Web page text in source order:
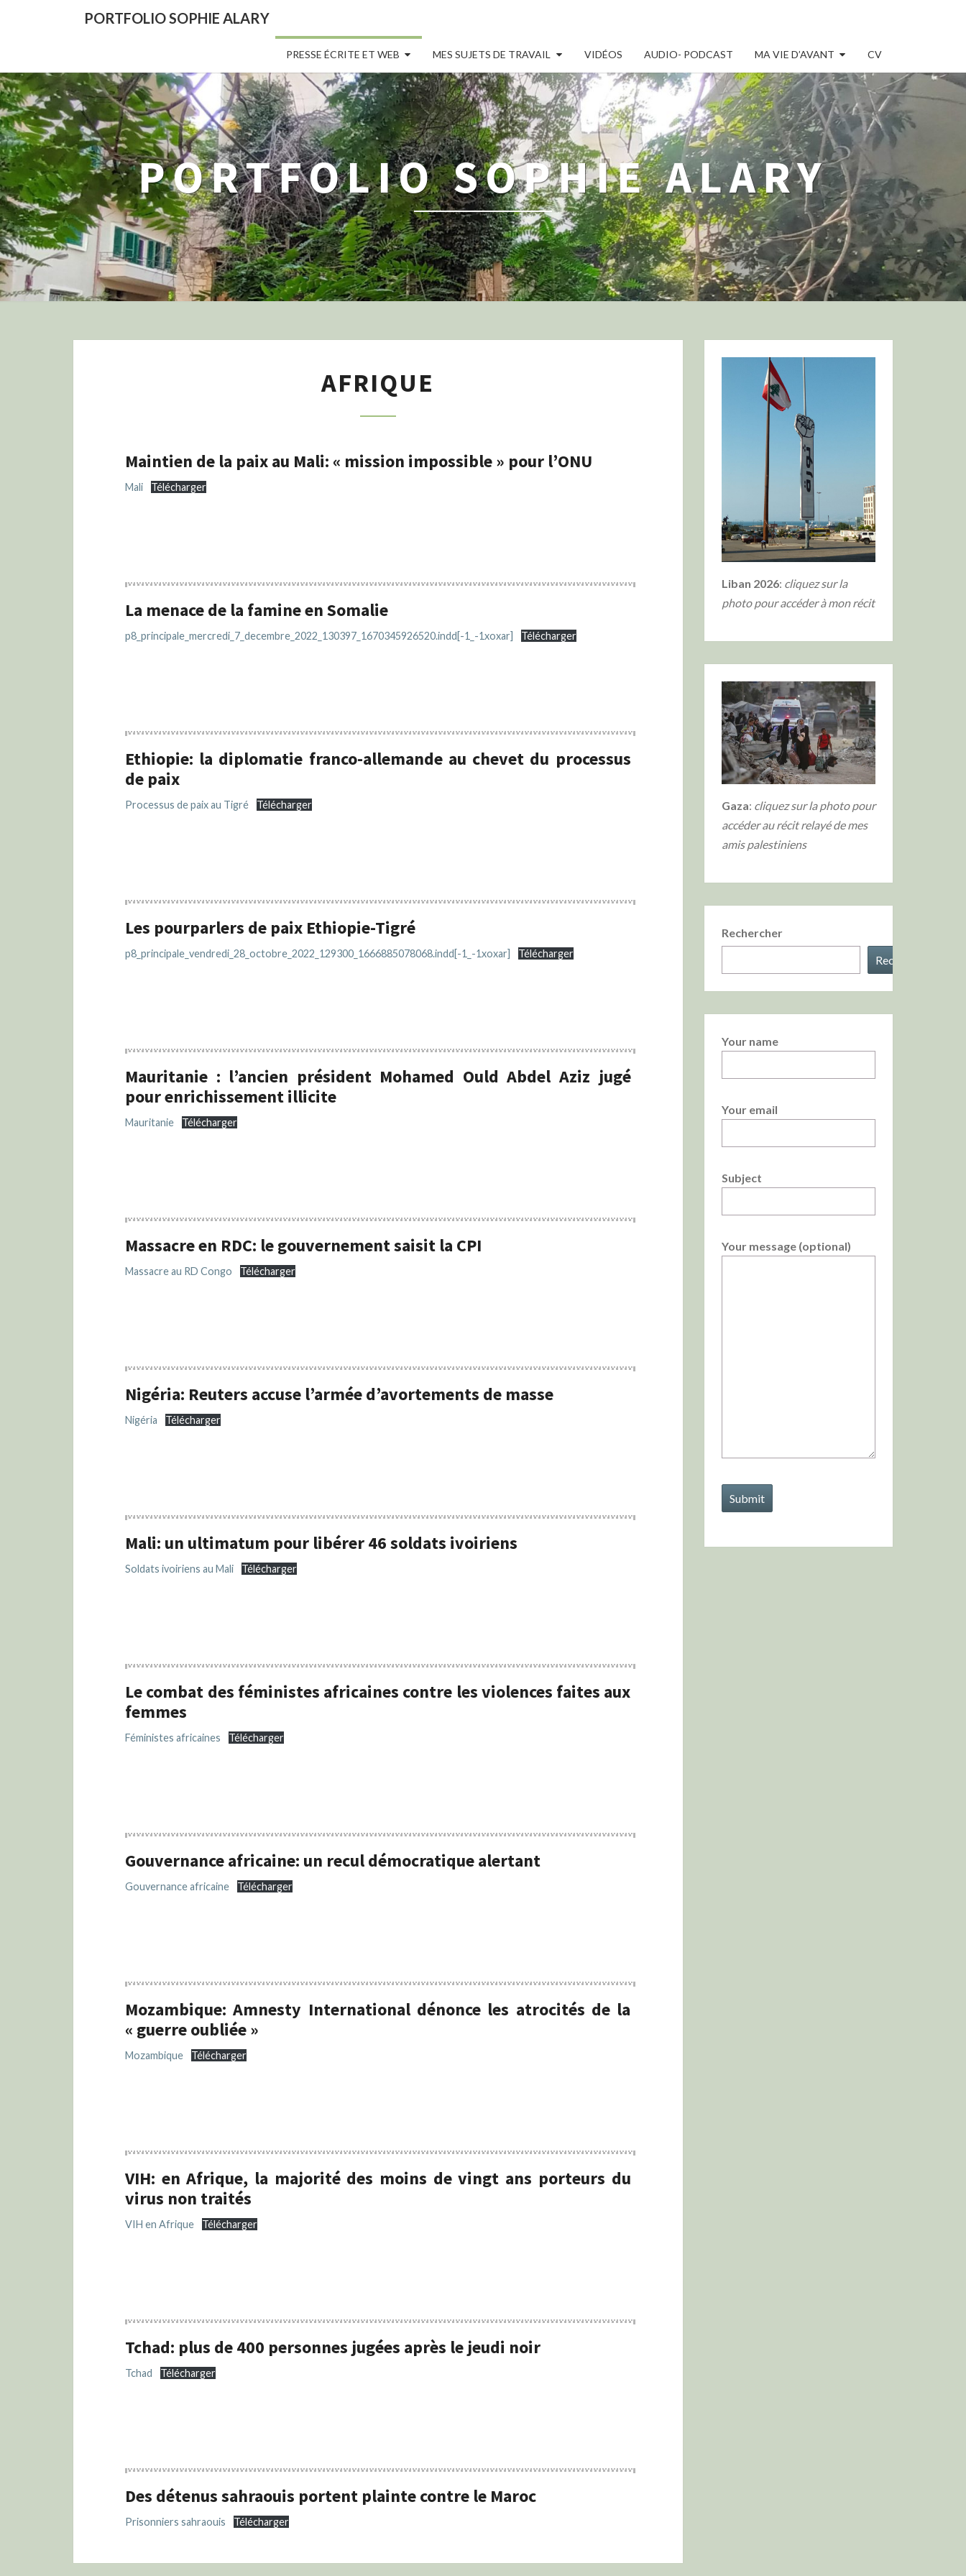
PORTFOLIO SOPHIE ALARY
PRESSE ÉCRITE ET WEB MES SUJETS DE TRAVAIL VIDÉOS AUDIO- PODCAST MA VIE D’AVANT CV
PORTFOLIO SOPHIE ALARY
AFRIQUE
Maintien de la paix au Mali: « mission impossible » pour l’ONU
Mali Télécharger
La menace de la famine en Somalie
p8_principale_mercredi_7_decembre_2022_130397_1670345926520.indd[-1_-1xoxar] Télécharger
Ethiopie: la diplomatie franco-allemande au chevet du processus
de paix
Processus de paix au Tigré Télécharger
Les pourparlers de paix Ethiopie-Tigré
p8_principale_vendredi_28_octobre_2022_129300_1666885078068.indd[-1_-1xoxar] Télécharger
Mauritanie : l’ancien président Mohamed Ould Abdel Aziz jugé
pour enrichissement illicite
Mauritanie Télécharger
Massacre en RDC: le gouvernement saisit la CPI
Massacre au RD Congo Télécharger
Nigéria: Reuters accuse l’armée d’avortements de masse
Nigéria Télécharger
Mali: un ultimatum pour libérer 46 soldats ivoiriens
Soldats ivoiriens au Mali Télécharger
Le combat des féministes africaines contre les violences faites aux
femmes
Féministes africaines Télécharger
Gouvernance africaine: un recul démocratique alertant
Gouvernance africaine Télécharger
Mozambique: Amnesty International dénonce les atrocités de la
« guerre oubliée »
Mozambique Télécharger
VIH: en Afrique, la majorité des moins de vingt ans porteurs du
virus non traités
VIH en Afrique Télécharger
Tchad: plus de 400 personnes jugées après le jeudi noir
Tchad Télécharger
Des détenus sahraouis portent plainte contre le Maroc
Prisonniers sahraouis Télécharger
Liban 2026: cliquez sur la
photo pour accéder à mon récit
Gaza: cliquez sur la photo pour
accéder au récit relayé de mes
amis palestiniens
Rechercher
Rechercher
Your name
Your email
Subject
Your message (optional)